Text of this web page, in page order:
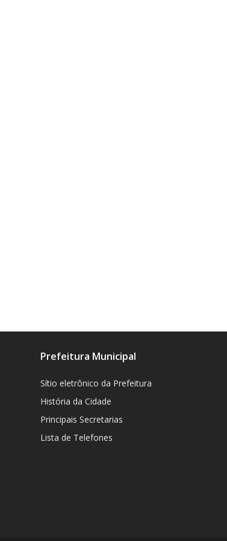
Prefeitura Municipal
Sítio eletrônico da Prefeitura
História da Cidade
Principais Secretarias
Lista de Telefones